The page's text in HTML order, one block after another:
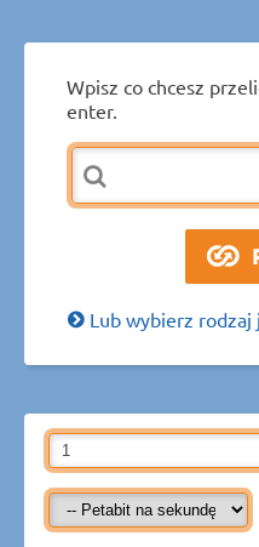
Wpisz co chcesz
enter.
Lub wybierz rodzaj